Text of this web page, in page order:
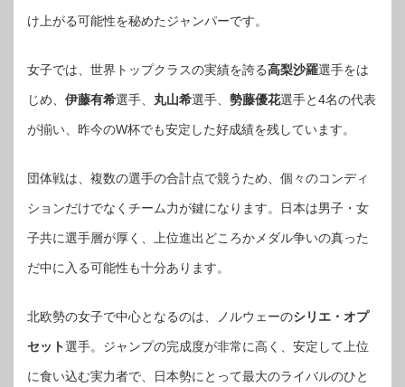
け上がる可能性を秘めたジャンパーです。
女子では、世界トップクラスの実績を誇る高梨沙羅選手をは
じめ、 伊藤有希選手、 丸山希選手、 勢藤優花選手と4名の代表
が揃い、昨今のW杯でも安定した好成績を残しています。
団体戦は、複数の選手の合計点で競うため、個々のコンディ
ションだけでなくチーム力が鍵になります。日本は男子・女
子共に選手層が厚く、上位進出どころかメダル争いの真った
だ中に入る可能性も十分あります。
北欧勢の女子で中心となるのは、ノルウェーのシリエ・オプ
セット選手。ジャンプの完成度が非常に高く、安定して上位
に食い込む実力者で、日本勢にとって最大のライバルのひと